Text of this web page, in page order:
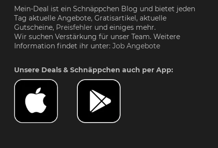
Mein-Deal ist ein Schnäppchen Blog und bietet jeden
Tag aktuelle Angebote, Gratisartikel, aktuelle
Gutscheine, Preisfehler und einiges mehr.
Wir suchen Verstärkung für unser Team. Weitere
Information findet ihr unter: Job Angebote
Unsere Deals & Schnäppchen auch per App: